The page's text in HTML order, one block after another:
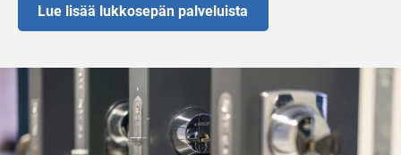
Lue lisää lukkosepän palveluista